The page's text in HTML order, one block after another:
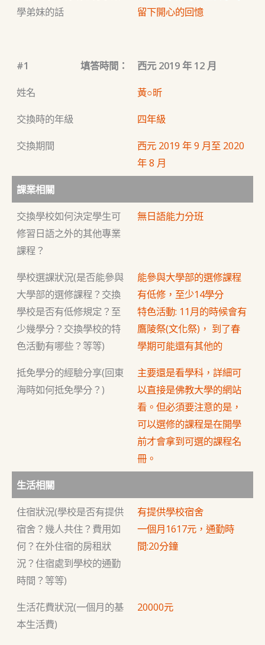
學弟妹的話
留下開心的回憶
#1 填答時間：
西元 2019 年 12 月
姓名
黃○昕
交換時的年級
四年級
交換期間
西元 2019 年 9 月至 2020
年 8 月
課業相關
交換學校如何決定學生可
修習日語之外的其他專業
課程？
無日語能力分班
學校選課狀況(是否能參與
大學部的選修課程？交換
學校是否有低修規定？至
少幾學分？交換學校的特
色活動有哪些？等等)
能參與大學部的選修課程
有低修，至少14學分
特色活動: 11月的時候會有
鷹陵祭(文化祭)， 到了春
學期可能還有其他的
抵免學分的經驗分享(回東
海時如何抵免學分？)
主要還是看學科，詳細可
以直接是佛教大學的網站
看。但必須要注意的是，
可以選修的課程是在開學
前才會拿到可選的課程名
冊。
生活相關
住宿狀況(學校是否有提供
宿舍？幾人共住？費用如
何？在外住宿的房租狀
況？住宿處到學校的通勤
時間？等等)
有提供學校宿舍
一個月1617元，通勤時
間:20分鐘
生活花費狀況(一個月的基
本生活費)
20000元